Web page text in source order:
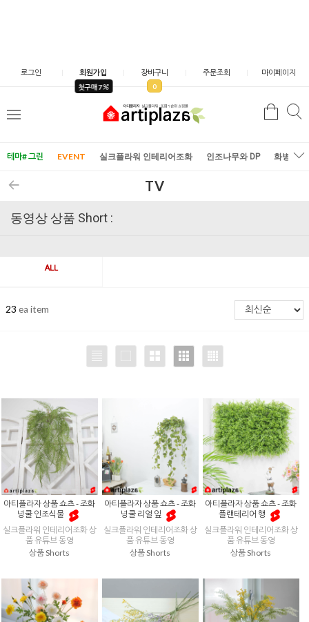
로그인 회원가입
첫구매 7
장바구니
0
주문조회 마이페이지
메
검
테마# 그린 EVENT 실크플라워 인테리어조화 인조나무와 DP 화병/화
TV
동영상 상품 Short :
ALL
23 ea item
아티플라자 상품 쇼츠 - 조화
넝쿨 인조식물
실크플라워 인테리어조화 상
품 유튜브 동영
상품 Shorts
아티플라자 상품 쇼츠 - 조화
넝쿨 리얼 잎
실크플라워 인테리어조화 상
품 유튜브 동영
상품 Shorts
아티플라자 상품 쇼츠 - 조화
플랜테리어 행
실크플라워 인테리어조화 상
품 유튜브 동영
상품 Shorts